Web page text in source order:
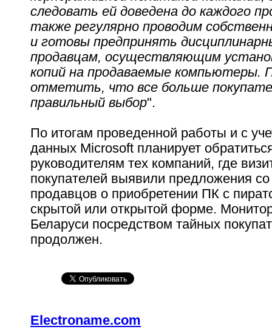
следовать ей доведена до каждого
также регулярно проводим
и готовы предпринять
продавцам, осуществляющим
копий на продаваемые компьютеры.
отметить, что все больше
правильный выбор".
По итогам проведенной работы и с
данных Microsoft планирует
руководителям тех компаний, где
покупателей выявили предложения
продавцов о приобретении ПК с
скрытой или открытой форме.
Беларуси посредством тайных
продолжен.
Electroname.com